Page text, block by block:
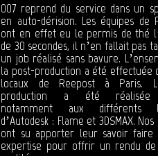
007 reprend du service dans un
en auto-dérision. Les équipes de
ont en effet eu le permis de thé
de 30 secondes, il n’en fallait pas
un job réalisé sans bavure.
la post-production a été effectuée
locaux de Reepost à Paris.
production a été réalisée
notamment aux différents
d’Autodesk : Flame et 3DSMAX.
ont su apporter leur savoir
expertise pour offrir un rendu de